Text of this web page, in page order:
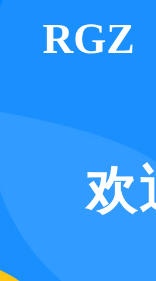
RGZ
欢